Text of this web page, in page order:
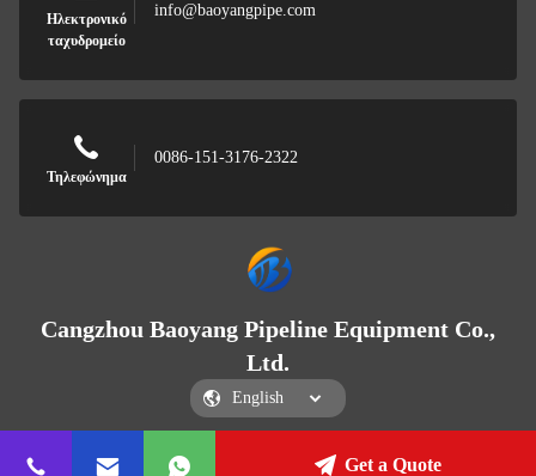
Ηλεκτρονικό
ταχυδρομείο
info@baoyangpipe.com
Τηλεφώνημα
0086-151-3176-2322
Cangzhou Baoyang Pipeline Equipment Co.,
Ltd.
Cangzhou Baoyang Pipeline Equipment Co., Ltd.
Get a Quote